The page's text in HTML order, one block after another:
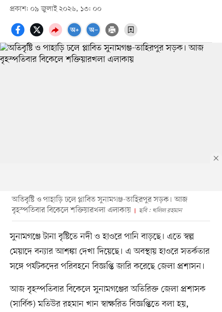
প্রকাশ: ০৯ জুলাই ২০২৬, ১৩: ০০
অতিবৃষ্টি ও পাহাড়ি ঢলে প্লাবিত সুনামগঞ্জ-তাহিরপুর সড়ক। আজ
বৃহস্পতিবার বিকেলে শক্তিয়ারখলা এলাকায়
ছবি : খলিল রহমান
সুনামগঞ্জে টানা বৃষ্টিতে নদী ও হাওরে পানি বাড়ছে। এতে স্বল্প
মেয়াদে বন্যার আশঙ্কা দেখা দিয়েছে। এ অবস্থায় হাওরে সতর্কতার
সঙ্গে পর্যটকদের পরিবহনে বিজ্ঞপ্তি জারি করেছে জেলা প্রশাসন।
আজ বৃহস্পতিবার বিকেলে সুনামগঞ্জের অতিরিক্ত জেলা প্রশাসক
(সার্বিক) মতিউর রহমান খান স্বাক্ষরিত বিজ্ঞপ্তিতে বলা হয়,